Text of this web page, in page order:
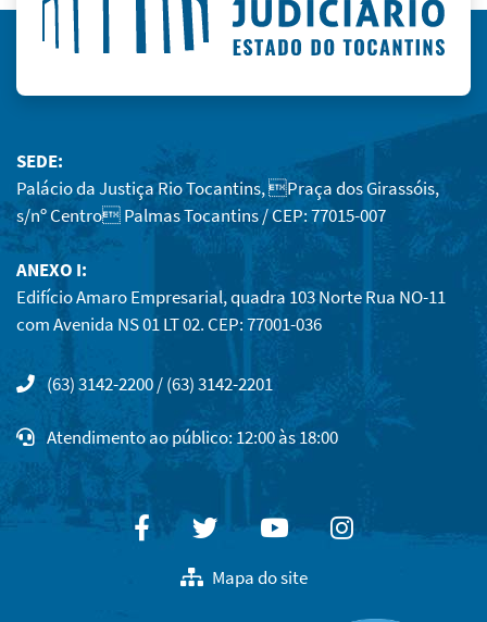
SEDE:
Palácio da Justiça Rio Tocantins, Praça dos Girassóis,
s/nº Centro Palmas Tocantins / CEP: 77015-007
ANEXO I:
Edifício Amaro Empresarial, quadra 103 Norte Rua NO-11
com Avenida NS 01 LT 02. CEP: 77001-036
(63) 3142-2200 / (63) 3142-2201
Atendimento ao público: 12:00 às 18:00
FacebookTwitterYoutubeInstagram
Mapa do site